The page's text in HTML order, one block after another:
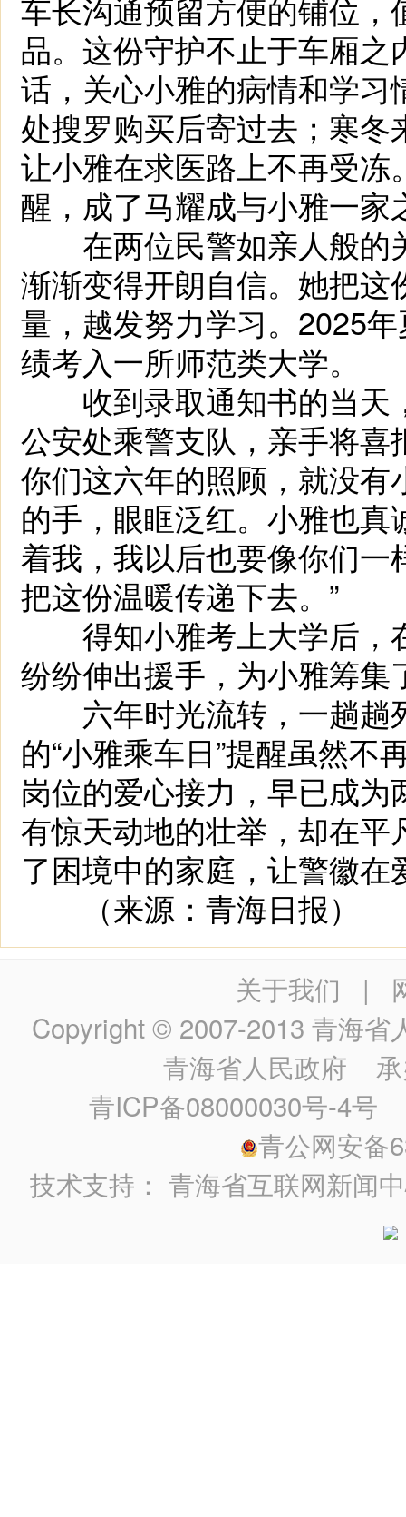
车长沟通预留方便的铺位
品。这份守护不止于车厢
话，关心小雅的病情和学
处搜罗购买后寄过去；寒
让小雅在求医路上不再受
醒，成了马耀成与小雅一家
在两位民警如亲人般的
渐渐变得开朗自信。她把
量，越发努力学习。2025
绩考入一所师范类大学。
收到录取通知书的当天
公安处乘警支队，亲手将喜
你们这六年的照顾，就没有
的手，眼眶泛红。小雅也真
着我，我以后也要像你们
把这份温暖传递下去。”
得知小雅考上大学后，
纷纷伸出援手，为小雅筹集
六年时光流转，一趟趟
的“小雅乘车日”提醒虽然
岗位的爱心接力，早已成
有惊天动地的壮举，却在
了困境中的家庭，让警徽
（来源：青海日报）
关于我们 |
Copyright © 2007-2013 青海省
青海省人民政府 承
青ICP备08000030号-4号
青公网安备
技术支持：青海省互联网新闻